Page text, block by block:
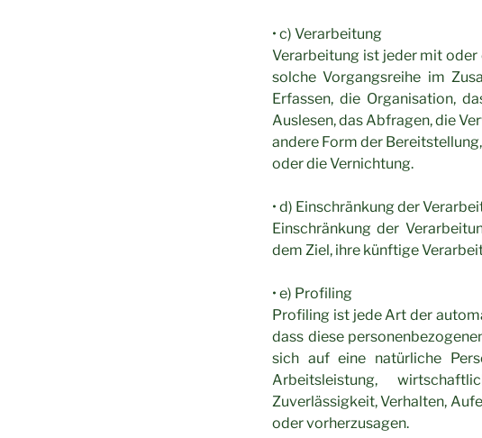
• c) Verarbeitung
Verarbeitung ist jeder mit
solche Vorgangsreihe im
Erfassen, die Organisation,
Auslesen, das Abfragen, die
andere Form der
oder die Vernichtung.
• d) Einschränkung der
Einschränkung der
dem Ziel, ihre künftige
• e) Profiling
Profiling ist jede Art der
dass diese
sich auf eine natürliche
Arbeitsleistung,
Zuverlässigkeit, Verhalten,
oder vorherzusagen.